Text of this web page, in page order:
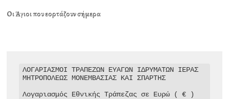
Οι Άγιοι που εορτάζουν σήμερα
ΛΟΓΑΡΙΑΣΜΟΙ ΤΡΑΠΕΖΩΝ ΕΥΑΓΩΝ ΙΔΡΥΜΑΤΩΝ ΙΕΡΑΣ
ΜΗΤΡΟΠΟΛΕΩΣ ΜΟΝΕΜΒΑΣΙΑΣ ΚΑΙ ΣΠΑΡΤΗΣ
Λογαριασμός Εθνικής Τράπεζας σε Ευρώ ( € )